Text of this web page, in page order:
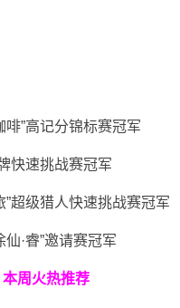
啡”高记分锦标赛冠军
快速挑战赛冠军
”超级猎人快速挑战赛冠军
仙·睿”邀请赛冠军
本周火热推荐